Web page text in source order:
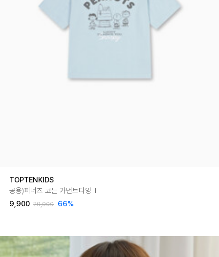
TOPTENKIDS
공용)피너츠 코튼 가먼트다잉 T
9,900 29,900 66%